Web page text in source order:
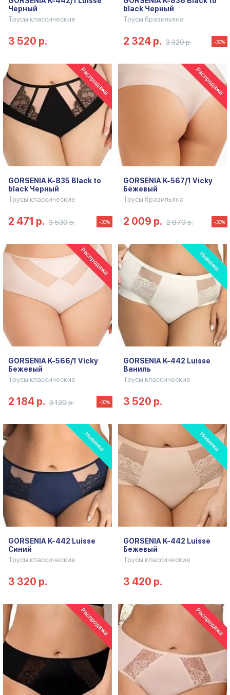
Черный
Трусы классические
3 520 р.
black Черный
Трусы бразильяна
2 324 р. 3 320 р. -30%
GORSENIA K-835 Black to
black Черный
Трусы классические
2 471 р. 3 530 р. -30%
GORSENIA K-567/1 Vicky
Бежевый
Трусы бразильяна
2 009 р. 2 870 р. -30%
GORSENIA K-566/1 Vicky
Бежевый
Трусы классические
2 184 р. 3 120 р. -30%
GORSENIA K-442 Luisse
Ваниль
Трусы классические
3 520 р.
GORSENIA K-442 Luisse
Синий
Трусы классические
3 320 р.
GORSENIA K-442 Luisse
Бежевый
Трусы классические
3 420 р.